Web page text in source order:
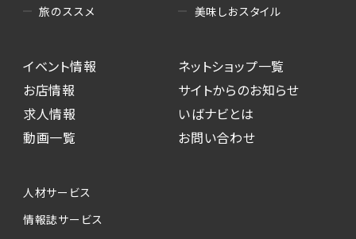
旅のススメ
美味しおスタイル
イベント情報
お店情報
求人情報
動画一覧
ネットショップ一覧
サイトからのお知らせ
いばナビとは
お問い合わせ
人材サービス
情報誌サービス